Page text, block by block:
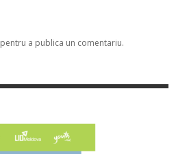
pentru a publica un comentariu.